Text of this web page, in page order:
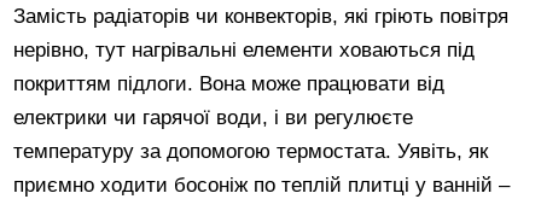
Замість радіаторів чи конвекторів, які гріють повітря
нерівно, тут нагрівальні елементи ховаються під
покриттям підлоги. Вона може працювати від
електрики чи гарячої води, і ви регулюєте
температуру за допомогою термостата. Уявіть, як
приємно ходити босоніж по теплій плитці у ванній –